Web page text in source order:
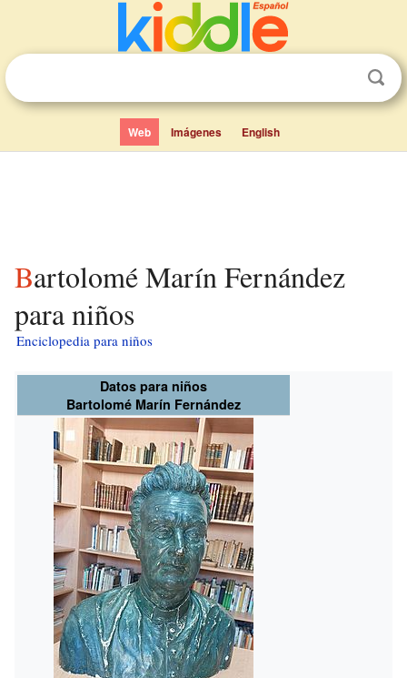
Web Imágenes English
Bartolomé Marín Fernández
para niños
Enciclopedia para niños
Datos para niños
Bartolomé Marín Fernández